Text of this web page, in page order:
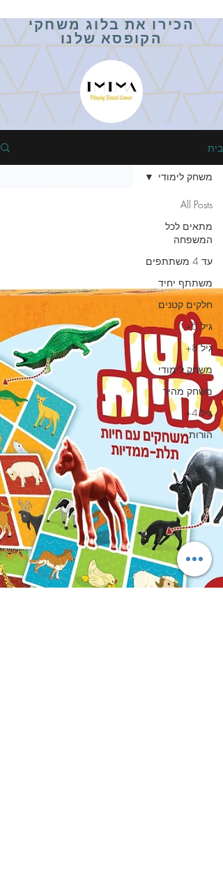
הכירו את בלוג משחקי
הקופסא שלנו
בית
All Posts
מתאים לכל
המשפחה
עד 4 משתתפים
משתתף יחיד
חלקים קטנים
גיל 5+
גיל 8+
משחק לימודי
משחק מהיר
גיל 4+
הורות
משחק לימודי